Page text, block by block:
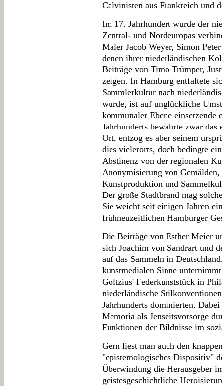
Calvinisten aus Frankreich und
Im 17. Jahrhundert wurde der
Zentral- und Nordeuropas
Maler Jacob Weyer, Simon
denen ihrer niederländischen
Beiträge von Timo Trümper,
zeigen. In Hamburg entfaltete
Sammlerkultur nach
wurde, ist auf unglückliche
kommunaler Ebene einsetzende
Jahrhunderts bewahrte zwar
Ort, entzog es aber seinem
dies vielerorts, doch bedingte
Abstinenz von der regionalen
Anonymisierung von
Kunstproduktion und
Der große Stadtbrand mag
Sie weicht seit einigen Jahren
frühneuzeitlichen Hamburger
Die Beiträge von Esther Meier
sich Joachim von Sandrart und
auf das Sammeln in
kunstmedialen Sinne
Goltzius' Federkunststück in
niederländische
Jahrhunderts dominierten.
Memoria als Jenseitsvorsorge
Funktionen der Bildnisse im
Gern liest man auch den
"epistemologisches Dispositiv"
Überwindung die Herausgeber
geistesgeschichtliche